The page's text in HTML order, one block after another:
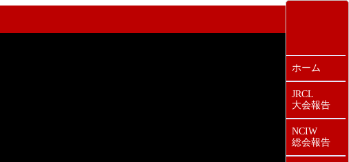
ホーム
JRCL
大会報告
NCIW
総会報告